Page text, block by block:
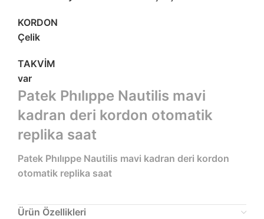
KORDON
Çelik
TAKVİM
var
Patek Phılıppe Nautilis mavi
kadran deri kordon otomatik
replika saat
Patek Phılıppe Nautilis mavi kadran deri kordon
otomatik replika saat
Ürün Özellikleri